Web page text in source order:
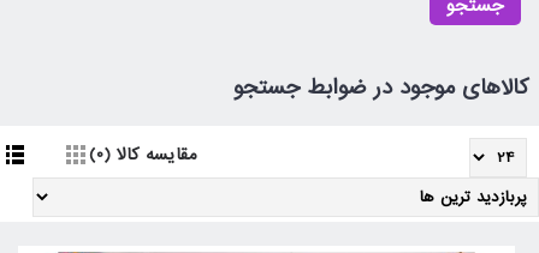
کالاهای موجود در ضوابط جستجو
مقایسه کالا (0)